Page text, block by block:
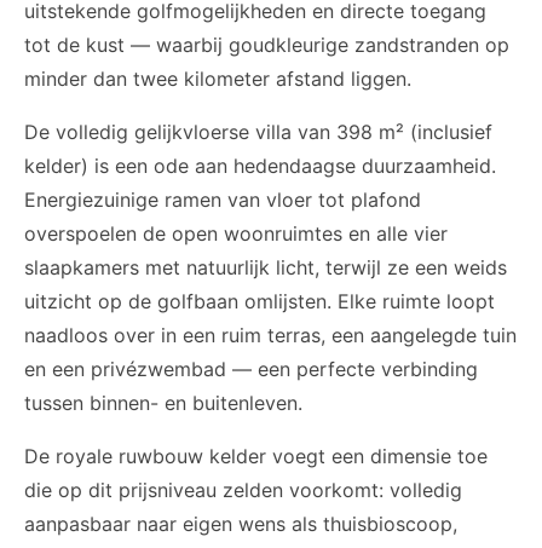
uitstekende golfmogelijkheden en directe toegang
tot de kust — waarbij goudkleurige zandstranden op
minder dan twee kilometer afstand liggen.
De volledig gelijkvloerse villa van 398 m² (inclusief
kelder) is een ode aan hedendaagse duurzaamheid.
Energiezuinige ramen van vloer tot plafond
overspoelen de open woonruimtes en alle vier
slaapkamers met natuurlijk licht, terwijl ze een weids
uitzicht op de golfbaan omlijsten. Elke ruimte loopt
naadloos over in een ruim terras, een aangelegde tuin
en een privézwembad — een perfecte verbinding
tussen binnen- en buitenleven.
De royale ruwbouw kelder voegt een dimensie toe
die op dit prijsniveau zelden voorkomt: volledig
aanpasbaar naar eigen wens als thuisbioscoop,